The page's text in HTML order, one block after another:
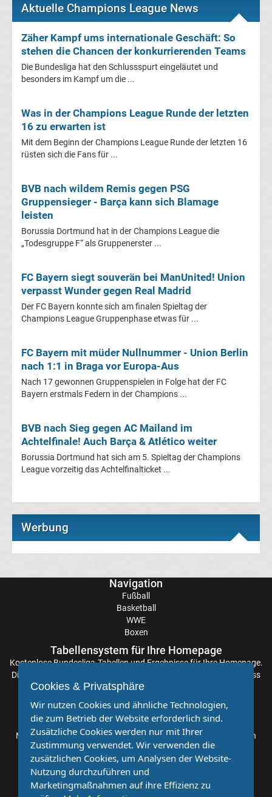
Ergebnisse
3.
Liga
Ergebnisse
3.
Tabelle
DFB-
Ergebnisse
Champions
League
Tabelle
League
Ergebnisse
Europa
League
Ergebnisse
Conference
Erg.
Conference
Aktuelle Champions League News
Zäher Kampf ums internationale Geschäft: So
stehen die Chancen der konkurrierenden Teams
Die Bundesliga hat den Schlussspurt eingeläutet und
besonders im Kampf um die ...
Was in der Champions League Runde der letzten
16 zu erwarten ist
Mit dem Beginn der Champions League Runde der letzten 16
rüsten sich die Fans für ...
BVB nach wildem Remis gegen PSG
Gruppensieger - Barça kann sich Blamage
leisten
Borussia Dortmund hat in der Champions League die
„Todesgruppe F“ als Gruppenerster ...
FC Bayern siegt souverän bei ManUnited! Union
verpasst Wunder gegen Real Madrid
Der FC Bayern konnte sich am finalen Spieltag der
Champions League Gruppenphase etwas für ...
FC Bayern mit müder Nullnummer - Union Berlin
nach 1:1 in Braga vor Europa-Aus
Nach 17 gewonnen Gruppenspielen in Folge hat der FC
Bayern erstmals Federn in der Champions ...
BVB nach Sieg gegen AC Mailand im
Achtelfinale! Auch Barça & Atlético weiter
Borussia Dortmund hat sich am 5. Spieltag der Champions
League vorzeitig das Achtelfinalticket ...
Werbung
Navigation
Fußball
Basketball
WWE
Boxen
Tabellensystem für Ihre Homepage
KostenloseBundesliga-Tabellenund Ergebnisse für Ihre Homepage.
Die Aktualisierung der Ergebnisse erfolgt alle paar Minuten, sodass
Sie stets auf dem Laufenden sind. Einfache und schnelle
Partnervereine
Möchten Sie, dass auch Ihr Verein mehr Beachtung findet? Dann
sind Sie bei uns genau richtig. Wir suchen Ihren Verein für eine
kostenlose Kooperation. Veröffentlichen Sie Ihre Spielberichte,
Sportnachrichten und Aufrufe bei uns!
Cookies & Privatsphäre
Wir nutzen Cookies und ähnliche Technologien,
die zum Betrieb der Website erforderlich sind.
Zusätzliche Cookies werden nur mit Ihrer
Zustimmung verwendet. Wir verwenden die
zusätzlichen Cookies, um Analysen der Website-
Nutzung durchzuführen und
Marketingmaßnahmen auf ihre Effizienz zu